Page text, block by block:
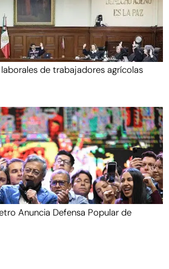
de trabajadores agrícolas
Anuncia Defensa Popular de